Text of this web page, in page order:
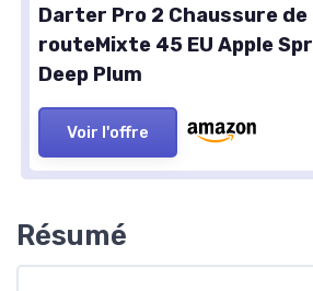
Darter Pro 2 Chaussure de
routeMixte 45 EU Apple
Deep Plum
Voir l'offre
Résumé